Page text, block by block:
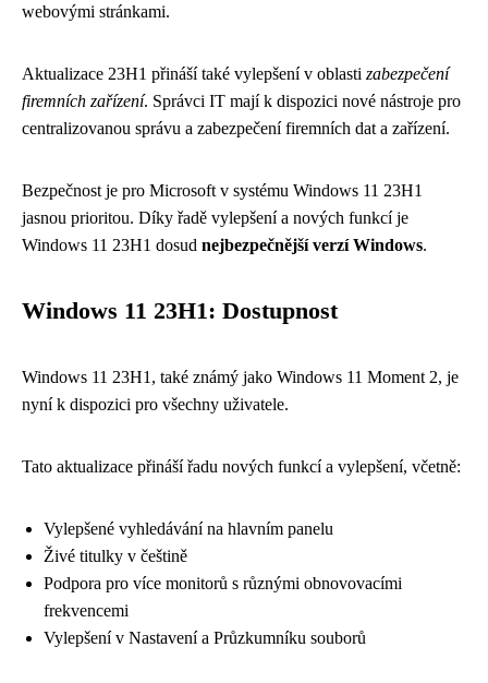
webovými stránkami.
Aktualizace 23H1 přináší také vylepšení v oblasti zabezpečení
firemních zařízení. Správci IT mají k dispozici nové nástroje pro
centralizovanou správu a zabezpečení firemních dat a zařízení.
Bezpečnost je pro Microsoft v systému Windows 11 23H1
jasnou prioritou. Díky řadě vylepšení a nových funkcí je
Windows 11 23H1 dosud nejbezpečnější verzí Windows.
Windows 11 23H1: Dostupnost
Windows 11 23H1, také známý jako Windows 11 Moment 2, je
nyní k dispozici pro všechny uživatele.
Tato aktualizace přináší řadu nových funkcí a vylepšení, včetně:
Vylepšené vyhledávání na hlavním panelu
Živé titulky v češtině
Podpora pro více monitorů s různými obnovovacími
frekvencemi
Vylepšení v Nastavení a Průzkumníku souborů